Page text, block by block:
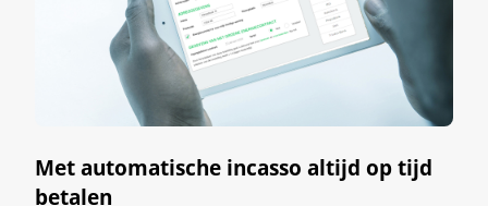
Met automatische incasso altijd op tijd
betalen